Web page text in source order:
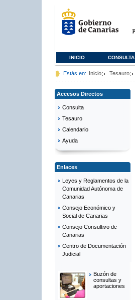
INICIO CONSULTA
Estás en: Inicio Tesauro
Accesos Directos
Consulta
Tesauro
Calendario
Ayuda
Enlaces
Leyes y Reglamentos de la
Comunidad Autónoma de
Canarias
Consejo Económico y
Social de Canarias
Consejo Consultivo de
Canarias
Centro de Documentación
Judicial
Buzón de
consultas y
aportaciones